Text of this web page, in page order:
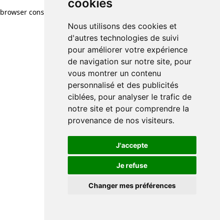
cookies
Nous utilisons des cookies et
d'autres technologies de suivi
pour améliorer votre expérience
de navigation sur notre site, pour
vous montrer un contenu
personnalisé et des publicités
ciblées, pour analyser le trafic de
notre site et pour comprendre la
provenance de nos visiteurs.
J'accepte
Je refuse
Changer mes préférences
browser console for more information)